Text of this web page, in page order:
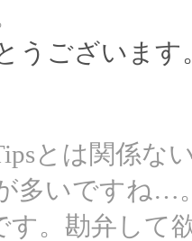
うございま
とは関係な
多いですね…
す。勘弁して